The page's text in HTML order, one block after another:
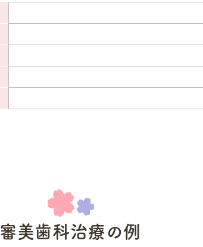
審美歯科治療の例